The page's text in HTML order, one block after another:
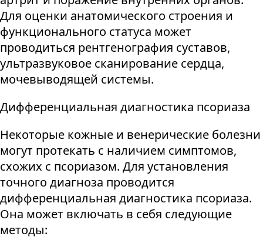
Для оценки анатомического строения и
функционального статуса может
проводиться рентгенография суставов,
ультразвуковое сканирование сердца,
мочевыводящей системы.
Дифференциальная диагностика псориаза
Некоторые кожные и венерические болезни
могут протекать с наличием симптомов,
схожих с псориазом. Для установления
точного диагноза проводится
дифференциальная диагностика псориаза.
Она может включать в себя следующие
методы: